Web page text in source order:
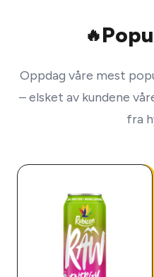
🔥
Oppdag våre mest
– elsket av kundene
fra